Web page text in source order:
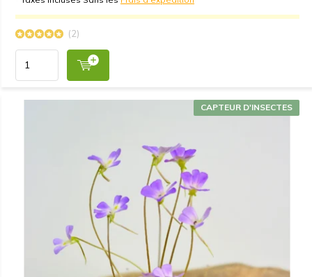
(2)
CAPTEUR D'INSECTES